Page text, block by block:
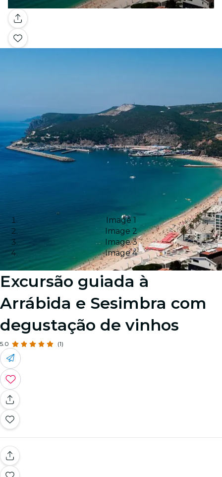
Galeria
Image 1
Image 2
Image 3
Image 4
Excursão guiada à
Arrábida e Sesimbra com
degustação de vinhos
5.0 (1)